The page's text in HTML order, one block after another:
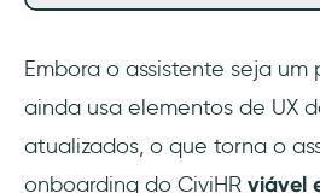
Embora o assistente seja um
ainda usa elementos de UX
atualizados, o que torna o
onboarding do CiviHR viável